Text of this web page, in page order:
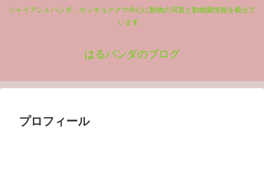
ジャイアントパンダ、ホッキョクグマ中心に動物の写真と動物園情報を載せて
います。
はるパンダのブログ
プロフィール